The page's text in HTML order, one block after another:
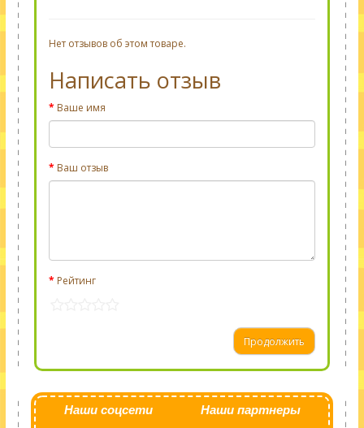
Нет отзывов об этом товаре.
Написать отзыв
Ваше имя
Ваш отзыв
Рейтинг
Продолжить
Наши соцсети Наши партнеры